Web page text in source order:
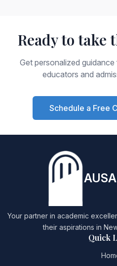
Ready to take
Get personalized
educators and
Schedule a Free
Your partner in academic
their aspirations in
Quick